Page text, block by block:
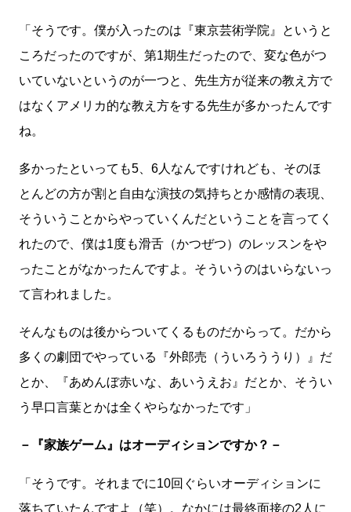
「そうです。僕が入ったのは『東京芸術学院』というと
ころだったのですが、第1期生だったので、変な色がつ
いていないというのが一つと、先生方が従来の教え方で
はなくアメリカ的な教え方をする先生が多かったんです
ね。
多かったといっても5、6人なんですけれども、そのほ
とんどの方が割と自由な演技の気持ちとか感情の表現、
そういうことからやっていくんだということを言ってく
れたので、僕は1度も滑舌（かつぜつ）のレッスンをや
ったことがなかったんですよ。そういうのはいらないっ
て言われました。
そんなものは後からついてくるものだからって。だから
多くの劇団でやっている『外郎売（ういろううり）』だ
とか、『あめんぼ赤いな、あいうえお』だとか、そうい
う早口言葉とかは全くやらなかったです」
－『家族ゲーム』はオーディションですか？－
「そうです。それまでに10回ぐらいオーディションに
落ちていたんですよ（笑）。なかには最終面接の2人に